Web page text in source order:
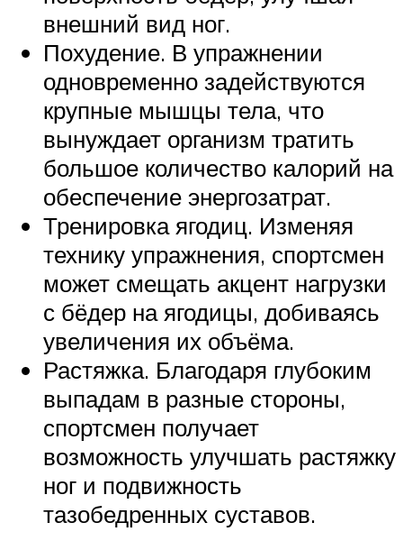
внешний вид ног.
Похудение. В упражнении
одновременно задействуются
крупные мышцы тела, что
вынуждает организм тратить
большое количество калорий на
обеспечение энергозатрат.
Тренировка ягодиц. Изменяя
технику упражнения, спортсмен
может смещать акцент нагрузки
с бёдер на ягодицы, добиваясь
увеличения их объёма.
Растяжка. Благодаря глубоким
выпадам в разные стороны,
спортсмен получает
возможность улучшать растяжку
ног и подвижность
тазобедренных суставов.